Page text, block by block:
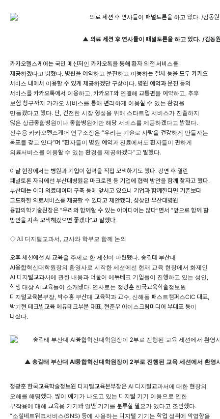
▲ 의료 세션 후 연사들이 패널토론을 하고 있다. /김동
카카오헬스케어는 국민 메신저인 카카오톡을 통해 환자 의전 서비스를
제공하겠다고 밝혔다. 병원을 예약하고 문진하고 이동하는 절차 등을 모두 카카오
서비스 내에서 이용할 수 있게 제공하겠단 구상이다. 병원 예약과 문진 등의
서비스를 카카오톡에서 이용하고, 카카오T와 연결해 교통편을 예약하고, 추후
보험 청구까지 카카오 서비스를 통해 편리하게 이용할 수 있는 환경을
만들겠다고 했다. 단, 건전한 시장 형성을 위해 스타트업 서비스가 진출하지
않은 상급종합병원이나 종합병원에만 해당 서비스를 제공하겠다고 밝혔다.
신수용 카카오헬스케어 연구소장은 “우리는 기술로 사람을 건강하게 만들자는
목표를 갖고 있다”며 “환자들이 병원 예약과 진료에서도 환자들이 편하게
의료서비스를 이용할 수 있는 환경을 제공하겠다”고 말했다.
이날 현장에서는 병원과 기업이 협력을 직접 모색하기도 했다. 강연 후 열린
패널토론 자리에선 부산대병원은 마크로젠 등 기업에 협력 방안을 함께 찾자고 했다.
부산대는 이미 의료데이터 구축 등에 앞서고 있으니 기업과 함께한다면 기존보다
고도화한 의료서비스를 제공할 수 있다고 제안했다. 성상민 부산대병원
융합의학기술원장은 “우리와 함께할 수 있는 아이디어는 많다”면서 “앞으로 함께 할
방안을 지속 모색해갔으면 좋겠다”고 말했다.
◇ AI 디지털교과서, 교사와 학부모 함께 논의
오후 세션에선 AI 교육을 주제로 한 세션이 마련됐다. 송길태 부산대
AI융합혁신대학원장의 환영사로 시작한 세션에선 현재 교육 현장에서 화제인
AI 디지털교과서에 관한 내용과 더불어 에듀테크 기업들이 진행하고 있는 성인,
학생 대상 AI 교육들이 소개됐다. 연사로는 정광훈 한국교육학술정보원
디지털교육본부장, 박수홍 부산대 교육학과 교수, 신해동 패스트캠퍼스CIC 대표,
박기현 테크빌교육 에듀테크부문 대표, 현준우 아이스크림미디어 부대표 등이
나섰다.
▲ 송길태 부산대 AI융합혁신대학원장이 2부로 진행된 교육 세션에서 환영
정광훈 한국교육학술정보원 디지털교육본부장은 AI 디지털교과서에 대한 현장의
오해를 해명했다. 많이 얘기가 나오고 있는 디지털 기기 이용으로 인한
부작용에 대해 교육용 기기와 일반 기기를 분류할 필요가 있다고 조언했다.
“소셜네트워크서비스(SNS) 등에 사용하는 디지털 기기는 학업 성취에 악영향을